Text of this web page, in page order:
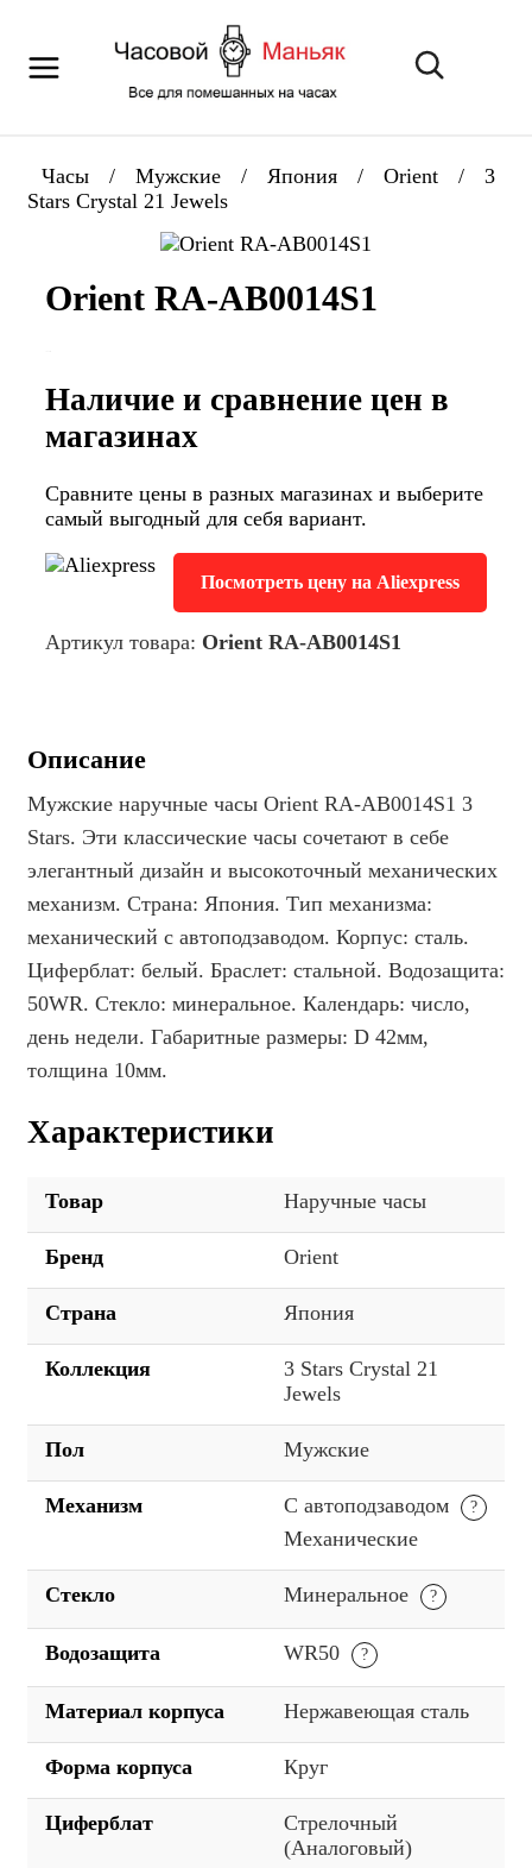
Часы / Мужские / Япония / Orient /
3
Stars Crystal 21 Jewels
Orient RA-AB0014S1
Наличие и сравнение цен в
магазинах
Сравните цены в разных магазинах и выберите
самый выгодный для себя вариант.
Посмотреть цену на Aliexpress
Артикул товара: Orient RA-AB0014S1
Описание
Мужские наручные часы Orient RA-AB0014S1 3
Stars. Эти классические часы сочетают в себе
элегантный дизайн и высокоточный механических
механизм. Страна: Япония. Тип механизма:
механический с автоподзаводом. Корпус: сталь.
Циферблат: белый. Браслет: стальной. Водозащита:
50WR. Стекло: минеральное. Календарь: число,
день недели. Габаритные размеры: D 42мм,
толщина 10мм.
Характеристики
Товар Наручные часы
Бренд Orient
Страна Япония
Коллекция
3 Stars Crystal 21
Jewels
Пол Мужские
Механизм
С автоподзаводом
Механические
Стекло Минеральное
Водозащита WR50
Материал корпуса Нержавеющая сталь
Форма корпуса Круг
Циферблат
Стрелочный
(Аналоговый)